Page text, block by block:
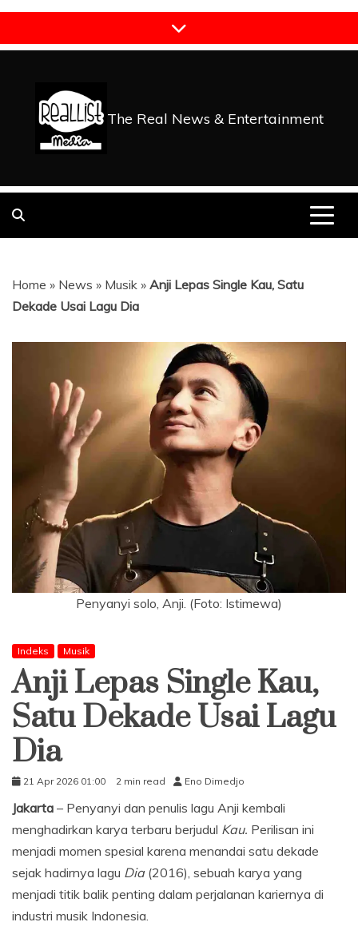
Skip
content
The Real News & Entertainment
Home » News » Musik » Anji Lepas Single Kau, Satu
Dekade Usai Lagu Dia
Penyanyi solo, Anji. (Foto: Istimewa)
Indeks Musik
Anji Lepas Single Kau,
Satu Dekade Usai Lagu
Dia
21 Apr 2026 01:00 2 min read Eno Dimedjo
Jakarta – Penyanyi dan penulis lagu Anji kembali
menghadirkan karya terbaru berjudul Kau. Perilisan ini
menjadi momen spesial karena menandai satu dekade
sejak hadirnya lagu Dia(2016), sebuah karya yang
menjadi titik balik penting dalam perjalanan kariernya di
industri musik Indonesia.